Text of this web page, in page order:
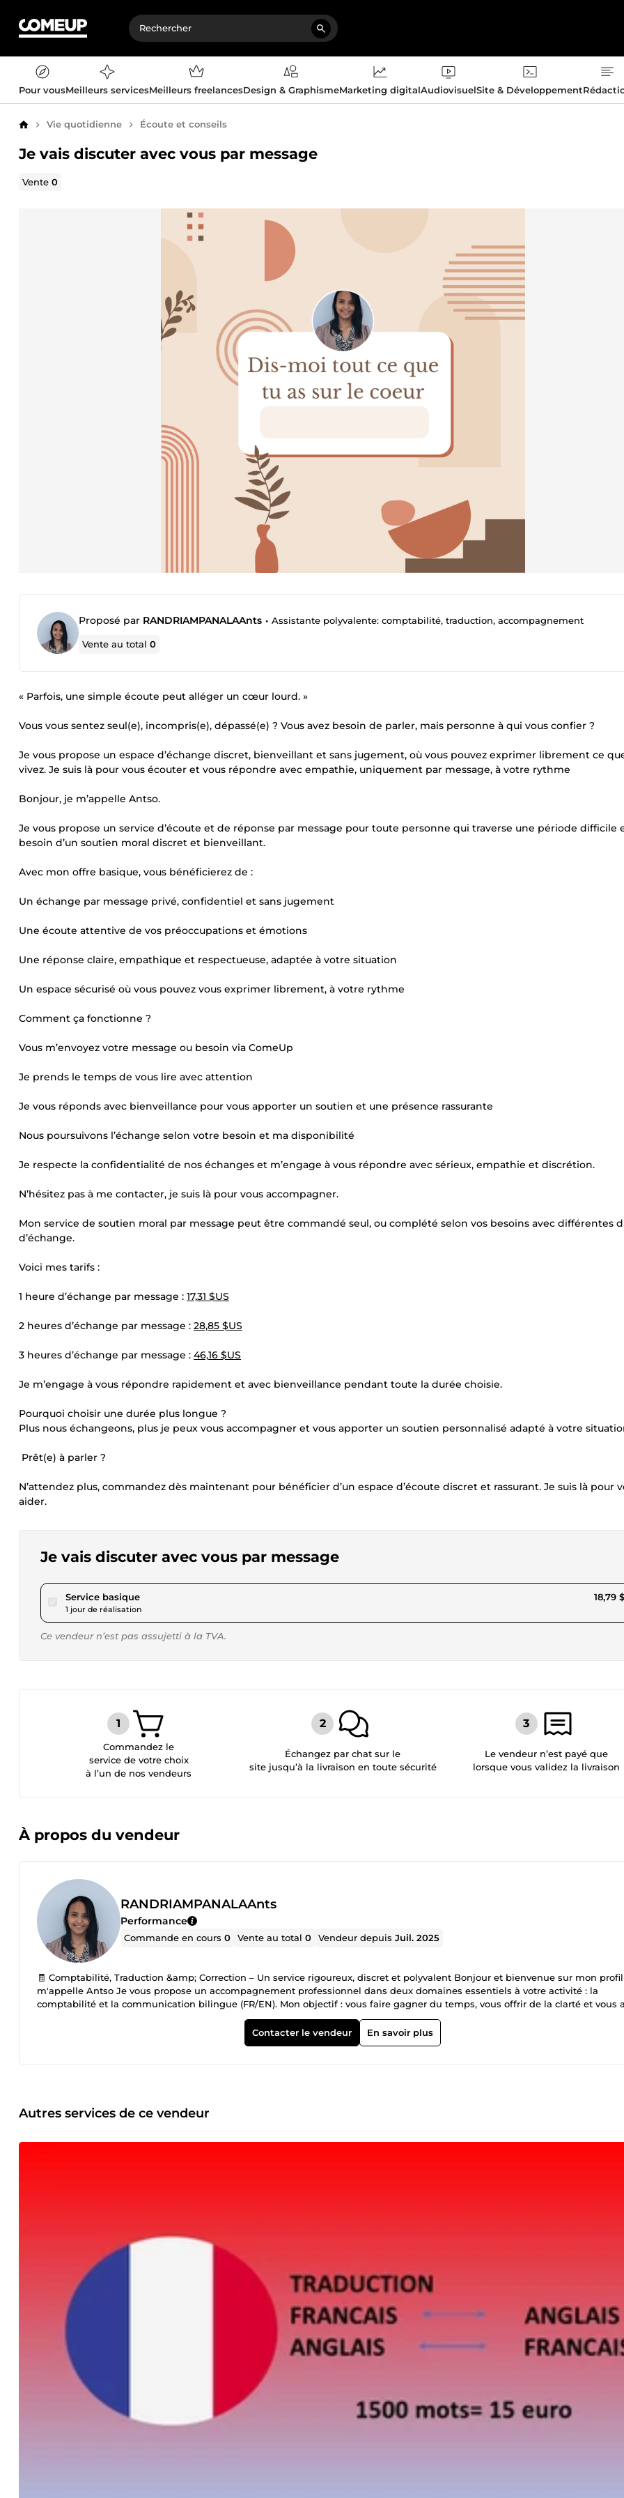
Pour vousMeilleurs servicesMeilleurs freelancesDesign & GraphismeMarketing digitalAudiovisuelSite & Développement
AccueilVie quotidienne Écoute et conseils
Je vais discuter avec vous par message
Vente0
Proposé par RANDRIAMPANALAAnts • Assistante polyvalente: comptabilité, traduction, accompagnement
Vente au total0
« Parfois, une simple écoute peut alléger un cœur lourd. »
Vous vous sentez seul(e), incompris(e), dépassé(e) ? Vous avez besoin de parler, mais personne à qui vous confier ?
Je vous propose un espace d’échange discret, bienveillant et sans jugement, où vous pouvez exprimer librement ce
vivez. Je suis là pour vous écouter et vous répondre avec empathie, uniquement par message, à votre rythme
Bonjour, je m’appelle Antso.
Je vous propose un service d’écoute et de réponse par message pour toute personne qui traverse une période difficile
besoin d’un soutien moral discret et bienveillant.
Avec mon offre basique, vous bénéficierez de :
Un échange par message privé, confidentiel et sans jugement
Une écoute attentive de vos préoccupations et émotions
Une réponse claire, empathique et respectueuse, adaptée à votre situation
Un espace sécurisé où vous pouvez vous exprimer librement, à votre rythme
Comment ça fonctionne ?
Vous m’envoyez votre message ou besoin via ComeUp
Je prends le temps de vous lire avec attention
Je vous réponds avec bienveillance pour vous apporter un soutien et une présence rassurante
Nous poursuivons l’échange selon votre besoin et ma disponibilité
Je respecte la confidentialité de nos échanges et m’engage à vous répondre avec sérieux, empathie et discrétion.
N’hésitez pas à me contacter, je suis là pour vous accompagner.
Mon service de soutien moral par message peut être commandé seul, ou complété selon vos besoins avec différentes
d’échange.
Voici mes tarifs :
1 heure d’échange par message : 17,31 $US
2 heures d’échange par message : 28,85 $US
3 heures d’échange par message : 46,16 $US
Je m’engage à vous répondre rapidement et avec bienveillance pendant toute la durée choisie.
Pourquoi choisir une durée plus longue ?
Plus nous échangeons, plus je peux vous accompagner et vous apporter un soutien personnalisé adapté à votre
Prêt(e) à parler ?
N’attendez plus, commandez dès maintenant pour bénéficier d’un espace d’écoute discret et rassurant. Je suis là pour
aider.
Je vais discuter avec vous par message
Service basiquepour 17,31 $US
1 jour de réalisation
18,79
Ce vendeur n’est pas assujetti à la TVA.
Commandez le
service de votre choix
à l’un de nos vendeurs
Échangez par chat sur le
site jusqu’à la livraison en toute sécurité
Le vendeur n’est payé que
lorsque vous validez la livraison
À propos du vendeur
RANDRIAMPANALAAnts
Performance
Commande en cours0 Vente au total0 Vendeur depuisJuil. 2025
🧾 Comptabilité, Traduction &amp; Correction – Un service rigoureux, discret et polyvalent Bonjour et bienvenue sur mon profil
m'appelle Antso Je vous propose un accompagnement professionnel dans deux domaines essentiels à votre activité : la
comptabilité et la communication bilingue (FR/EN). Mon objectif : vous faire gagner du temps, vous offrir de la clarté et vous
à mieux vous concentrer sur l’essentiel. Je propose aussi aussi un service adapté à vos besoins personnels. 💼 Compétences
comptables – Fiabilité &amp; organisation Expérimentée en comptabilité , je vous propose une prise en charge rigoureuse et
structurée de vos opérations comptables : ✔ Saisie des achats, ventes, notes de frais (NDF) ✔ Traitement des relevés
professionnelle de vos documents du français vers l’anglais et de l’anglais vers le français. J’ai eu l’occasion de traduire
et flexibilité : Je m’adapte à vos besoins, vos méthodes, vos outils. Mon but est de vous faciliter la vie, pas de la compliquer. 📩
Travaillons ensemble Que vous ayez besoin d’une saisie comptable ponctuelle, d’un suivi régulier, d’une traduction ou d’une
correction rapide, je suis à votre disposition. Contactez-moi pour discuter de vos besoins ou obtenir un devis personnalisé À
bientôt 👩‍💻
Contacter le vendeur En savoir plus
Autres services de ce vendeur